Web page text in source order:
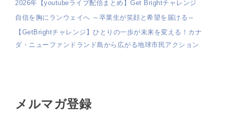
2026年【youtubeライブ配信まとめ】Get Brightチャレンジ
自信を胸にランウェイへ ～卒業生が笑顔と希望を届ける～
【GetBrightチャレンジ】ひとりの一歩が未来を変える！カナ
ダ・ニューファンドランド島から広がる地球市民アクション
メルマガ登録